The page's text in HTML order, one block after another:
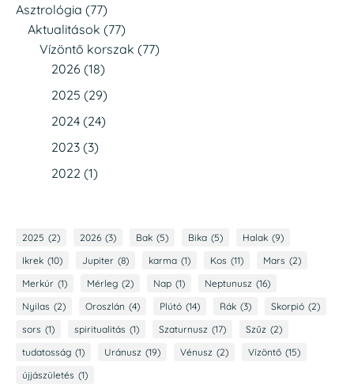
Asztrológia (77)
Aktualitások (77)
Vízöntő korszak (77)
2026 (18)
2025 (29)
2024 (24)
2023 (3)
2022 (1)
2025 (2) 2026 (3) Bak (5) Bika (5) Halak (9)
Ikrek (10) Jupiter (8) karma (1) Kos (11) Mars (2)
Merkúr (1) Mérleg (2) Nap (1) Neptunusz (16)
Nyilas (2) Oroszlán (4) Plútó (14) Rák (3) Skorpió (2)
sors (1) spiritualitás (1) Szaturnusz (17) Szűz (2)
tudatosság (1) Uránusz (19) Vénusz (2) Vízöntő (15)
újjászületés (1)